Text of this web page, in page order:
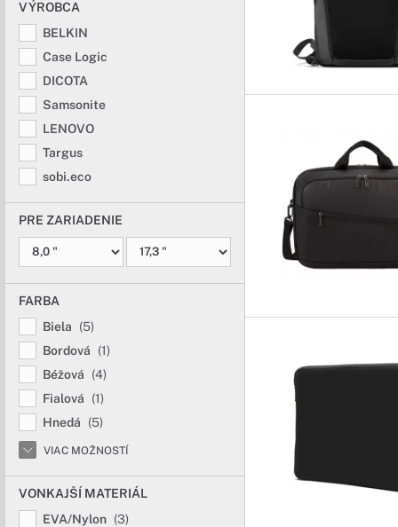
VÝROBCA
BELKIN
Case Logic
DICOTA
Samsonite
LENOVO
Targus
sobi.eco
PRE ZARIADENIE
FARBA
Biela
(5)
Bordová
(1)
Béžová
(4)
Fialová
(1)
Hnedá
(5)
VIAC MOŽNOSTÍ
VONKAJŠÍ MATERIÁL
EVA/Nylon (3)